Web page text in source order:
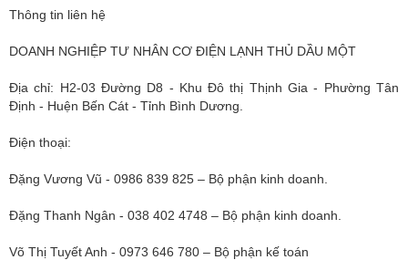
Thông tin liên hệ
DOANH NGHIỆP TƯ NHÂN CƠ ĐIỆN LẠNH THỦ DẦU MỘT
Địa chỉ: H2-03 Đường D8 - Khu Đô thị Thịnh Gia - Phường Tân
Định - Huện Bến Cát - Tỉnh Bình Dương.
Điện thoại:
Đặng Vương Vũ - 0986 839 825 – Bộ phận kinh doanh.
Đặng Thanh Ngân - 038 402 4748 – Bộ phận kinh doanh.
Võ Thị Tuyết Anh - 0973 646 780 – Bộ phận kế toán